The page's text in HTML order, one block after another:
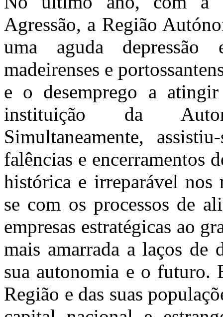
Agressão, a Região
uma aguda depressão
madeirenses e
e o desemprego a
instituição da
Simultaneamente,
falências e encerramentos
histórica e irreparável nos
se com os processos de
empresas estratégicas ao
mais amarrada a laços de
sua autonomia e o futuro.
Região e das suas